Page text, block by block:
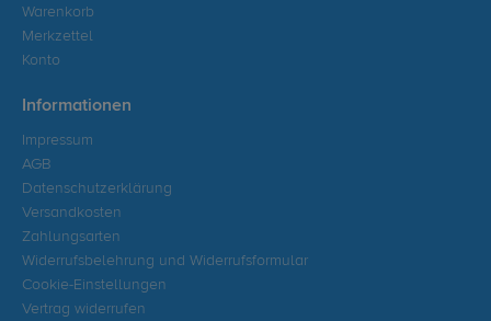
Warenkorb
Merkzettel
Konto
Informationen
Impressum
AGB
Datenschutzerklärung
Versandkosten
Zahlungsarten
Widerrufsbelehrung und Widerrufsformular
Cookie-Einstellungen
Vertrag widerrufen